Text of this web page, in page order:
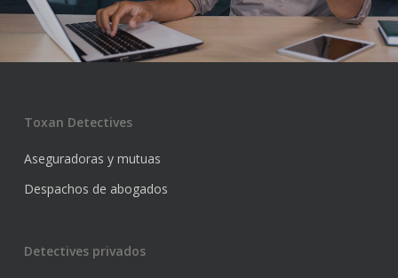
Toxan Detectives
Aseguradoras y mutuas
Despachos de abogados
Detectives privados